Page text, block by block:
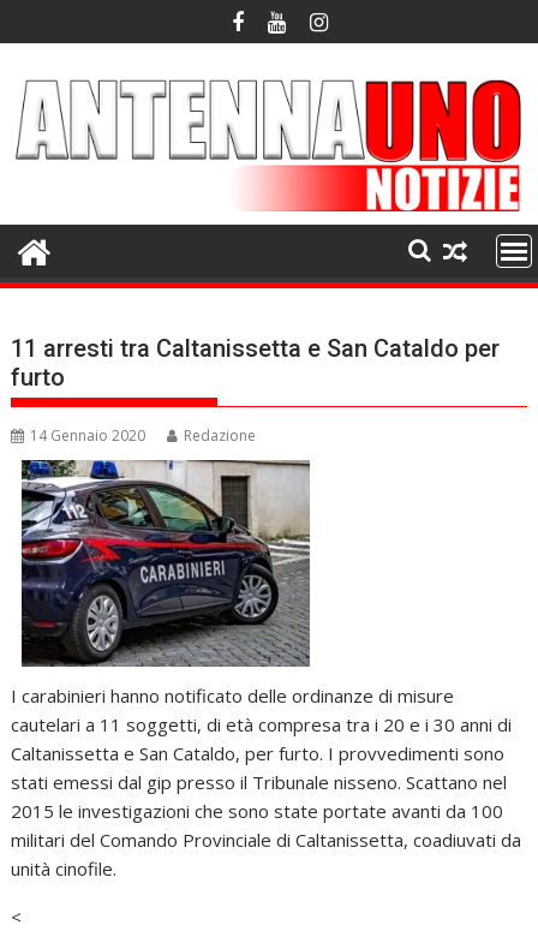
to
11 arresti tra Caltanissetta e San Cataldo per
furto
14 Gennaio 2020 Redazione
I carabinieri hanno notificato delle ordinanze di misure
cautelari a 11 soggetti, di età compresa tra i 20 e i 30 anni di
Caltanissetta e San Cataldo, per furto. I provvedimenti sono
stati emessi dal gip presso il Tribunale nisseno. Scattano nel
2015 le investigazioni che sono state portate avanti da 100
militari del Comando Provinciale di Caltanissetta, coadiuvati da
unità cinofile.
<